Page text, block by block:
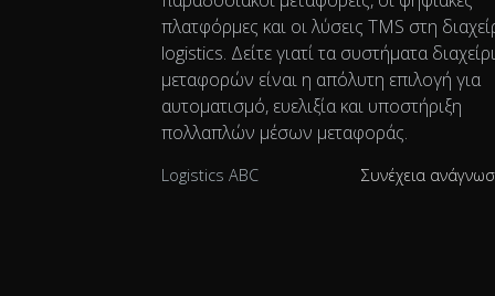
πλατφόρμες και οι λύσεις TMS στη
logistics. Δείτε γιατί τα συστήματα
μεταφορών είναι η απόλυτη επιλογή για
αυτοματισμό, ευελιξία και υποστήριξη
πολλαπλών μέσων μεταφοράς.
Logistics ABC Συνέχεια